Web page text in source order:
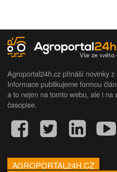
Agroportal24h.cz přináší novinky
Informace publikujeme formou
a to nejen na tomto webu, ale i na
časopise.
AGROPORTAL24H.CZ